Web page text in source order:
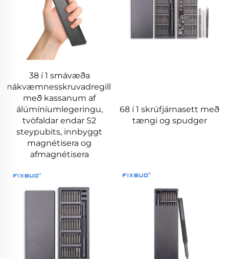
38 í 1 smávæða
nákvæmnesskruvadregill,
með kassanum af
álúmíníumlegeringu,
tvöfaldar endar S2
steypubits, innbyggt
magnétisera og
afmagnétisera
68 í 1 skrúfjárnasett með
tængi og spudger